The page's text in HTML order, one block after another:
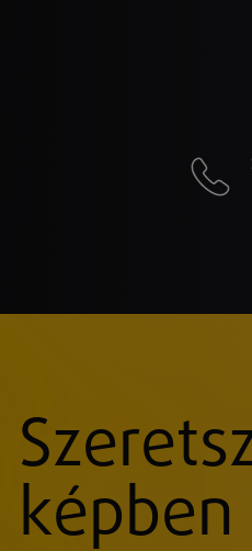
képben